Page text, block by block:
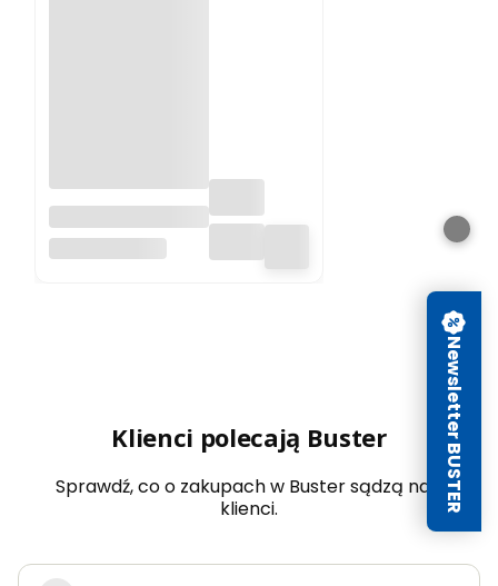
63MM/20MM
SZARY KOELNER
Klienci polecają Buster
Sprawdź, co o zakupach w Buster sądzą nasi
klienci.
Newsletter BUSTER